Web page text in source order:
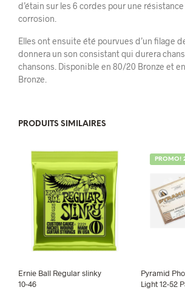
d’étain sur les 6 cordes pour une résistance
corrosion.
Elles ont ensuite été pourvues d’un filage
donnera un son consistant qui durera
chansons. Disponible en 80/20 Bronze et
Bronze.
PRODUITS SIMILAIRES
Ernie Ball Regular slinky
10-46
PROMO!
Pyramid
Light 12-52